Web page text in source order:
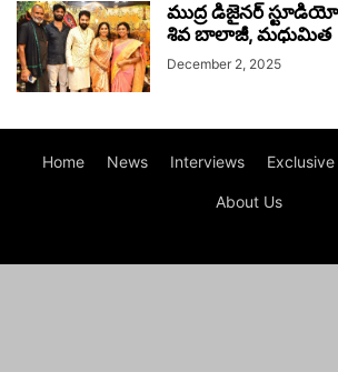
ముద్ర డిజైనర్
శివ బాలాజీ, మధుమిత
December 2, 2025
Home News Interviews Exclusive
About Us